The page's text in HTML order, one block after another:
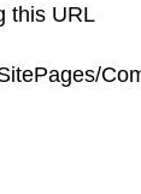
this URL